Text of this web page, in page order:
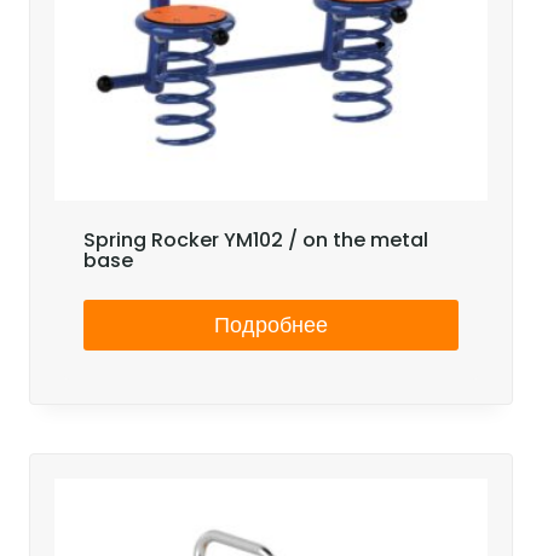
Spring Rocker YM102 / on the metal
base
Подробнее